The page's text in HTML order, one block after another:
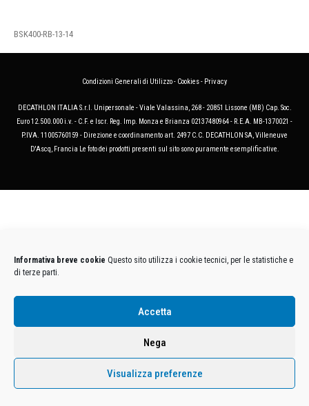
Informativa breve cookie Questo sito utilizza i cookie tecnici, per le statistiche e
di terze parti.
Accetta
Nega
Visualizza preferenze
BSK400-RB-13-14
Condizioni Generali di Utilizzo- Cookies- Privacy
DECATHLON ITALIA S.r.l. Unipersonale - Viale Valassina, 268 - 20851 Lissone (MB) Cap. Soc.
Euro 12.500.000 i.v. - C.F. e Iscr. Reg. Imp. Monza e Brianza 02137480964 - R.E.A. MB-1370021 -
P.IVA. 11005760159 - Direzione e coordinamento art. 2497 C.C. DECATHLON SA, Villeneuve
D'Ascq, Francia Le foto dei prodotti presenti sul sito sono puramente esemplificative.